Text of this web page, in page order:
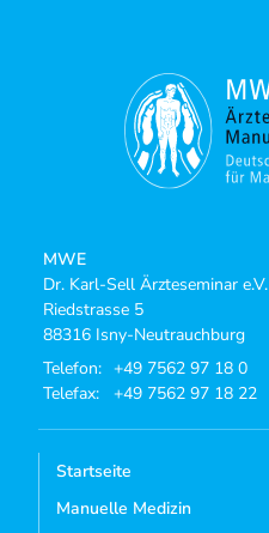
MWE
Dr. Karl-Sell Ärzteseminar e.V.
Riedstrasse 5
88316 Isny-Neutrauchburg
Telefon: +49 7562 97 18 0
Telefax:
+49 7562 97 18 22
Startseite
Manuelle Medizin